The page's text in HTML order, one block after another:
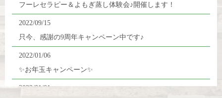
フーレセラピー＆よもぎ蒸し体験会♪開催します！
2022/09/15
只今、感謝の9周年キャンペーン中です♪
2022/01/06
✨お年玉キャンペーン✨
2022/01/01